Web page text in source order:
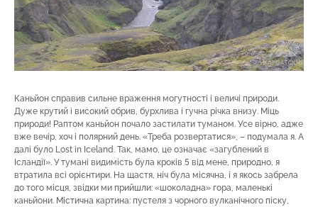
Каньйон справив сильне враження могутності і величі природи.
Дуже крутий і високий обрив, бурхлива і гучна річка внизу. Міць
природи! Раптом каньйон почало застилати туманом. Усе вірно, адже
вже вечір, хоч і полярний день. «Треба розвертатися», – подумала я. А
далі було Lost in Iceland. Так, мамо, це означає «загублений в
Ісландії». У тумані видимість була кроків 5 від мене, природно, я
втратила всі орієнтири. На щастя, ніч була місячна, і я якось забрела
до того місця, звідки ми прийшли: «шоколадна» гора, маленькі
каньйони. Містична картина: пустеля з чорного вулканічного піску,